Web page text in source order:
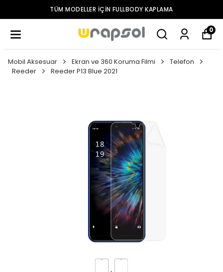
TÜM MODELLER IÇIN FULLBODY KAPLAMA
0
Mobil Aksesuar Ekran ve 360 Koruma Filmi
Telefon
Reeder
Reeder P13 Blue 2021